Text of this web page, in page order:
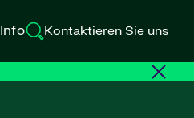
Info Kontaktieren Sie uns